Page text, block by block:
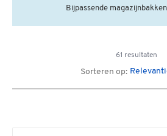
Bijpassende
61 resultaten
Sorteren op: